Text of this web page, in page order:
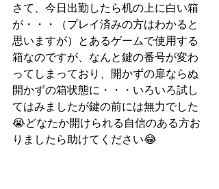
さて、今日出勤したら机の上に白い箱
が・・・（プレイ済みの方はわかると
思いますが）とあるゲームで使用する
箱なのですが、なんと鍵の番号が変わ
ってしまっており、開かずの扉ならぬ
開かずの箱状態に・・・いろいろ試し
てはみましたが鍵の前には無力でした
😭どなたか開けられる自信のある方お
りましたら助けてください😂